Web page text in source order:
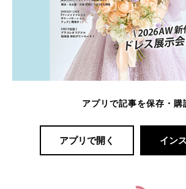
アプリで記事を保存・購
アプリで開く イン